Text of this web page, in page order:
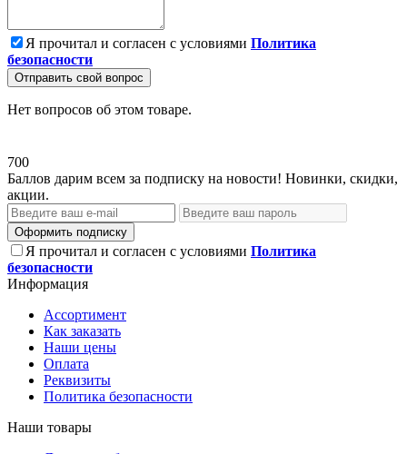
Я прочитал и согласен с условиями Политика
безопасности
Отправить свой вопрос
Нет вопросов об этом товаре.
700
Баллов дарим всем за подписку на новости! Новинки, скидки,
акции.
Оформить подписку
Я прочитал и согласен с условиями Политика
безопасности
Информация
Ассортимент
Как заказать
Наши цены
Оплата
Реквизиты
Политика безопасности
Наши товары